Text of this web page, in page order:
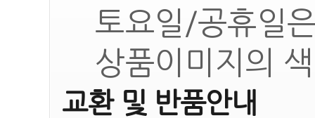
토요일/공휴일
상품이미지의
교환 및 반품안내